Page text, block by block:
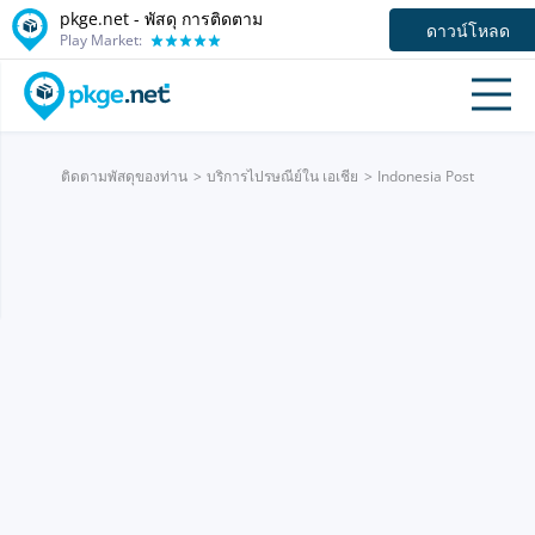
pkge.net - พัสดุ การติดตาม
Play Market: ดาวน์โหลด
ติดตามพัสดุของท่าน บริการไปรษณีย์ใน เอเชีย Indonesia Post